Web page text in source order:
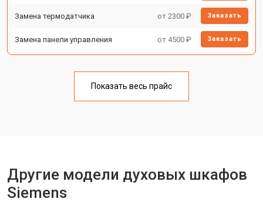
Замена термодатчика от 2300 ₽ Заказать
Замена панели управления от 4500 ₽ Заказать
Показать весь прайс
Другие модели духовых шкафов
Siemens